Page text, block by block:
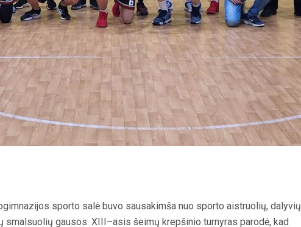
sporto salė buvo sausakimša nuo sporto aistruolių, dalyvių
smalsuolių gausos. XIII–asis šeimų krepšinio turnyras parodė, kad